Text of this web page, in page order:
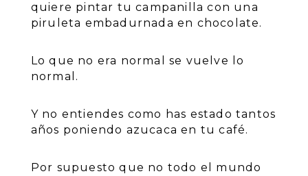
quiere pintar tu campanilla con una
piruleta embadurnada en chocolate.
Lo que no era normal se vuelve lo
normal.
Y no entiendes como has estado tantos
años poniendo azucaca en tu café.
Por supuesto que no todo el mundo